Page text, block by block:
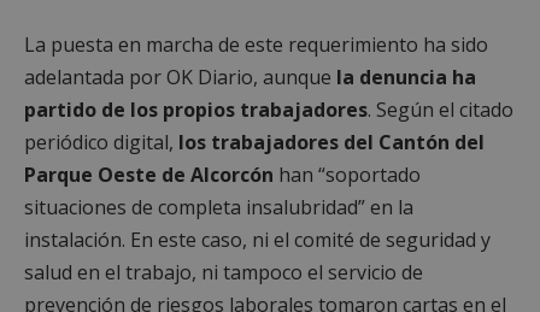
La puesta en marcha de este requerimiento ha sido
adelantada por OK Diario, aunque la denuncia ha
partido de los propios trabajadores. Según el citado
periódico digital, los trabajadores del Cantón del
Parque Oeste de Alcorcón han “soportado
situaciones de completa insalubridad” en la
instalación. En este caso, ni el comité de seguridad y
salud en el trabajo, ni tampoco el servicio de
prevención de riesgos laborales tomaron cartas en el